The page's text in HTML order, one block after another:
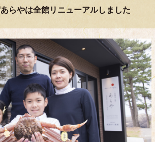
らやは全館リニューアルしました